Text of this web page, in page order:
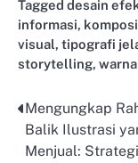
Tagged desain
informasi,
visual, tipografi
storytelling,
Post
navigation
Mengungkap
Balik Ilustrasi
Menjual: